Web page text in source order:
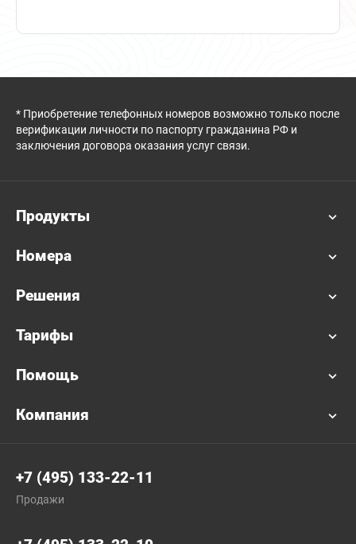
* Приобретение телефонных номеров возможно только после
верификации личности по паспорту гражданина РФ и
заключения договора оказания услуг связи.
Продукты
Номера
Решения
Тарифы
Помощь
Компания
+7 (495) 133-22-11
Продажи